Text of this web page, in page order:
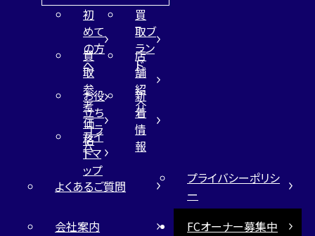
初
めて
の方
へ
買
取ブ
ラン
ド
買
取
参
考
価
格
店
舗
紹
介
お役
立ち
コラ
ム
新
着
情
報
サイ
トマ
ップ
よくあるご質問
プライバシーポリシ
ー
会社案内
FCオーナー募集中